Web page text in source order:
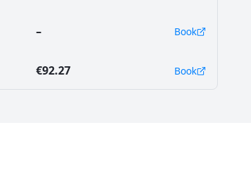
– Book
€92.27 Book